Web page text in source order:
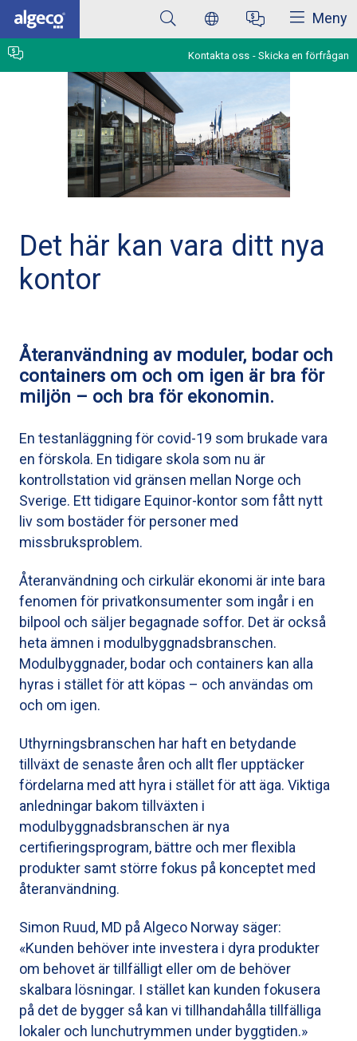
Hoppa
huvudinnehåll
Meny
Kontakta oss Skicka en förfrågan
Det här kan vara ditt nya
kontor
Återanvändning av moduler, bodar och
containers om och om igen är bra för
miljön – och bra för ekonomin.
En testanläggning för covid-19 som brukade vara
en förskola. En tidigare skola som nu är
kontrollstation vid gränsen mellan Norge och
Sverige. Ett tidigare Equinor-kontor som fått nytt
liv som bostäder för personer med
missbruksproblem.
Återanvändning och cirkulär ekonomi är inte bara
fenomen för privatkonsumenter som ingår i en
bilpool och säljer begagnade soffor. Det är också
heta ämnen i modulbyggnadsbranschen.
Modulbyggnader, bodar och containers kan alla
hyras i stället för att köpas – och användas om
och om igen.
Uthyrningsbranschen har haft en betydande
tillväxt de senaste åren och allt fler upptäcker
fördelarna med att hyra i stället för att äga. Viktiga
anledningar bakom tillväxten i
modulbyggnadsbranschen är nya
certifieringsprogram, bättre och mer flexibla
produkter samt större fokus på konceptet med
återanvändning.
Simon Ruud, MD på Algeco Norway säger:
«Kunden behöver inte investera i dyra produkter
om behovet är tillfälligt eller om de behöver
skalbara lösningar. I stället kan kunden fokusera
på det de bygger så kan vi tillhandahålla tillfälliga
lokaler och lunchutrymmen under byggtiden.»